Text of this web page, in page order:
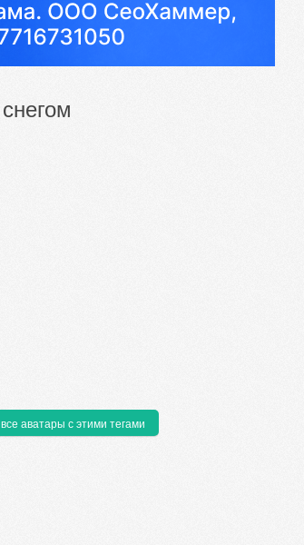
все аватары с этими тегами